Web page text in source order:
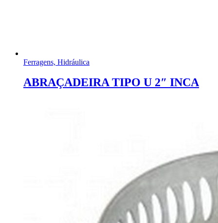
Ferragens, Hidráulica
ABRAÇADEIRA TIPO U 2″ INCA